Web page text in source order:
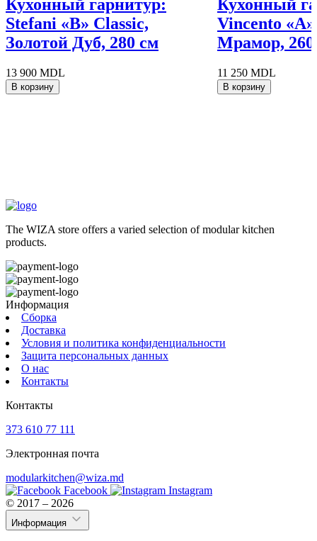
Кухонный гарнитур:
Stefani «B» Classic,
Золотой Дуб, 280 см
13 900 MDL
В корзину
Кухонный
Vincento
Мрамор, 260
11 250 MDL
В корзину
The WIZA store offers a varied selection of modular kitchen
products.
Информация
Сборка
Доставка
Условия и политика конфиденциальности
Защита персональных данных
О нас
Контакты
Контакты
373 610 77 111
Электронная почта
modularkitchen@wiza.md
Facebook
Instagram
© 2017 – 2026
Информация